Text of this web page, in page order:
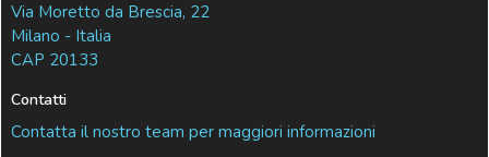
Via Moretto da Brescia, 22
Milano - Italia
CAP 20133
Contatti
Contatta il nostro team per maggiori informazioni